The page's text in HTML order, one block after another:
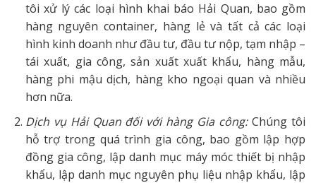
tôi xử lý các loại hình khai báo Hải Quan, bao gồm
hàng nguyên container, hàng lẻ và tất cả các loại
hình kinh doanh như đầu tư, đầu tư nộp, tạm nhập –
tái xuất, gia công, sản xuất xuất khẩu, hàng mẫu,
hàng phi mậu dịch, hàng kho ngoại quan và nhiều
hơn nữa.
Dịch vụ Hải Quan đối với hàng Gia công:Chúng tôi
hỗ trợ trong quá trình gia công, bao gồm lập hợp
đồng gia công, lập danh mục máy móc thiết bị nhập
khẩu, lập danh mục nguyên phụ liệu nhập khẩu, lập